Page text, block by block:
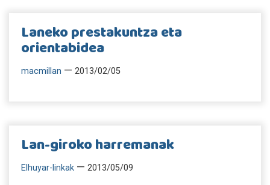
Laneko prestakuntza eta
orientabidea
macmillan — 2013/02/05
Lan-giroko harremanak
Elhuyar-linkak — 2013/05/09